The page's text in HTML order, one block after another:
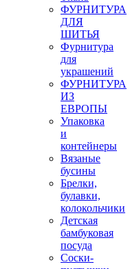
ФУРНИТУРА
ДЛЯ
ШИТЬЯ
Фурнитура
для
украшений
ФУРНИТУРА
ИЗ
ЕВРОПЫ
Упаковка
и
контейнеры
Вязаные
бусины
Брелки,
булавки,
колокольчики
Детская
бамбуковая
посуда
Соски-